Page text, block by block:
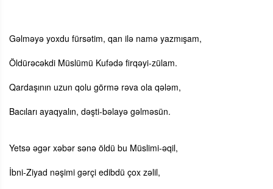
Gəlməyə yoxdu fürsətim, qan ilə namə yazmışam,
Öldürəcəkdi Müslümü Kufədə firqəyi-zülam.
Qardaşının uzun qolu görmə rəva ola qələm,
Bacıları ayaqyalın, dəşti-bəlayə gəlməsün.
Yetsə əgər xəbər sənə öldü bu Müslimi-əqil,
İbni-Ziyad nəşimi gərçi edibdü çox zəlil,